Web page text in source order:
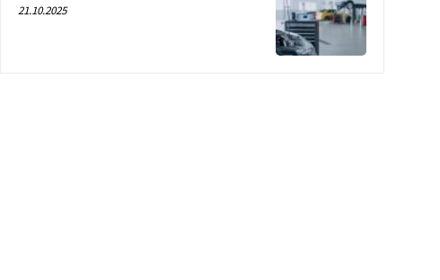
21.10.2025